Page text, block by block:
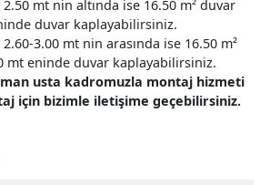
mt nin altında ise 16.50 m² duvar
duvar kaplayabilirsiniz.
3.00 mt nin arasında ise 16.50 m²
mt eninde duvar kaplayabilirsiniz.
usta kadromuzla montaj hizmeti
için bizimle iletişime geçebilirsiniz.